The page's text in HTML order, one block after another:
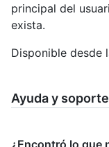
principal del
exista.
Disponible desde
Ayuda y
¿Encontró lo que